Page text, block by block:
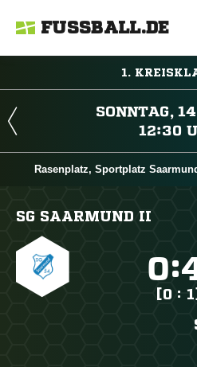
FUSSBALL.DE
1.


Rasenplatz, Sportplatz
SG SAARMUND II
:
[0 : 1]